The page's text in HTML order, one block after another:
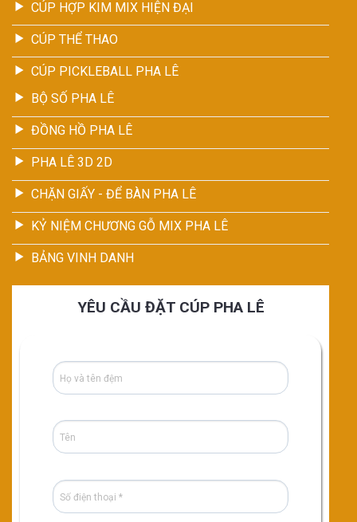
CÚP HỢP KIM MIX HIỆN ĐẠI
CÚP THỂ THAO
CÚP PICKLEBALL PHA LÊ
BỘ SỐ PHA LÊ
ĐỒNG HỒ PHA LÊ
PHA LÊ 3D 2D
CHẶN GIẤY - ĐỂ BÀN PHA LÊ
KỶ NIỆM CHƯƠNG GỖ MIX PHA LÊ
BẢNG VINH DANH
YÊU CẦU ĐẶT CÚP PHA LÊ